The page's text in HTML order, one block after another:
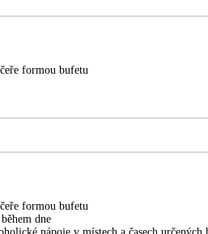
formou bufetu
formou bufetu
dne